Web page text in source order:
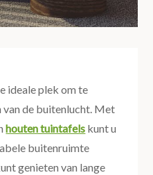
ideale plek om te
van de buitenlucht. Met
houten tuintafels kunt u
buitenruimte
genieten van lange